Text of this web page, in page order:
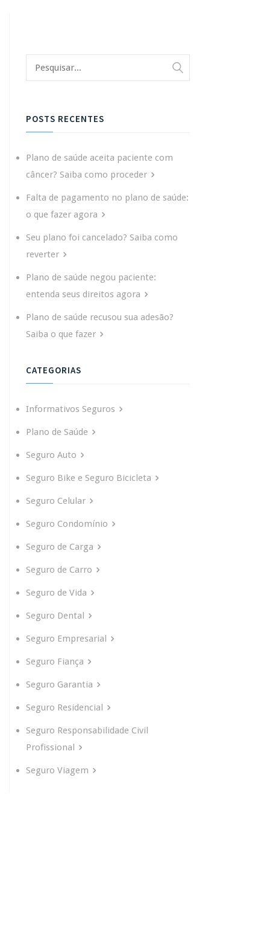
POSTS RECENTES
Plano de saúde aceita paciente com
câncer? Saiba como proceder
Falta de pagamento no plano de saúde:
o que fazer agora
Seu plano foi cancelado? Saiba como
reverter
Plano de saúde negou paciente:
entenda seus direitos agora
Plano de saúde recusou sua adesão?
Saiba o que fazer
CATEGORIAS
Informativos Seguros
Plano de Saúde
Seguro Auto
Seguro Bike e Seguro Bicicleta
Seguro Celular
Seguro Condomínio
Seguro de Carga
Seguro de Carro
Seguro de Vida
Seguro Dental
Seguro Empresarial
Seguro Fiança
Seguro Garantia
Seguro Residencial
Seguro Responsabilidade Civil
Profissional
Seguro Viagem